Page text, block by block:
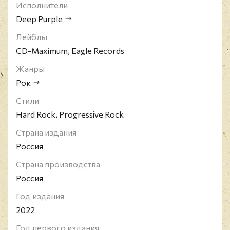
Исполнители
Deep Purple
Лейблы
CD-Maximum, Eagle Records
Жанры
Рок
Стили
Hard Rock, Progressive Rock
Страна издания
Россия
Страна производства
Россия
Год издания
2022
Год первого издания